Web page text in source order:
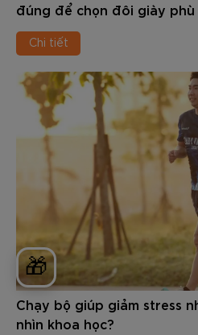
🎁
đúng để chọn đôi giày
Chi tiết
Chạy bộ giúp giảm stress
nhìn khoa học?